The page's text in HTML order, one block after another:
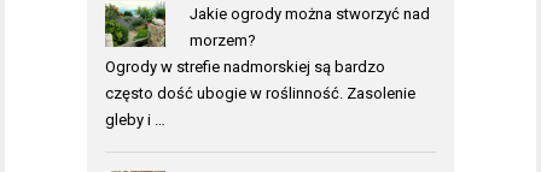
Jakie ogrody można stworzyć nad
morzem?
Ogrody w strefie nadmorskiej są bardzo
często dość ubogie w roślinność. Zasolenie
gleby i …